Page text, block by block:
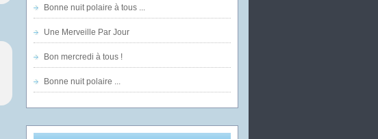
Bonne nuit polaire à tous ...
Une Merveille Par Jour
Bon mercredi à tous !
Bonne nuit polaire ...